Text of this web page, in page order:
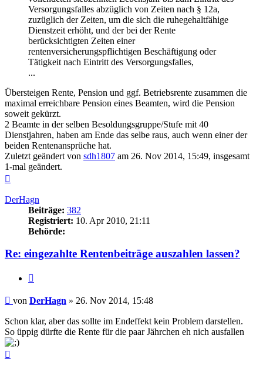
Versorgungsfalles abzüglich von Zeiten nach § 12a,
zuzüglich der Zeiten, um die sich die ruhegehaltfähige
Dienstzeit erhöht, und der bei der Rente
berücksichtigten Zeiten einer
rentenversicherungspflichtigen Beschäftigung oder
Tätigkeit nach Eintritt des Versorgungsfalles,
...
Übersteigen Rente, Pension und ggf. Betriebsrente zusammen die
maximal erreichbare Pension eines Beamten, wird die Pension
soweit gekürzt.
2 Beamte in der selben Besoldungsgruppe/Stufe mit 40
Dienstjahren, haben am Ende das selbe raus, auch wenn einer der
beiden Rentenansprüche hat.
Zuletzt geändert von sdh1807 am 26. Nov 2014, 15:49, insgesamt
1-mal geändert.
DerHagn
Beiträge: 382
Registriert: 10. Apr 2010, 21:11
Behörde:
Re: eingezahlte Rentenbeiträge auszahlen lassen?
Beitrag
von DerHagn » 26. Nov 2014, 15:48
Schon klar, aber das sollte im Endeffekt kein Problem darstellen.
So üppig dürfte die Rente für die paar Jährchen eh nich ausfallen